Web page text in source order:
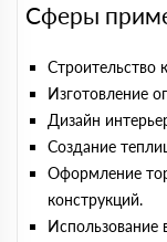
Сферы
Строительство
Изготовление
Дизайн
Создание
Оформление
конструкций.
Использование